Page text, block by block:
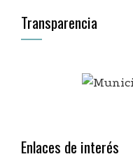
Transparencia
Enlaces de interés